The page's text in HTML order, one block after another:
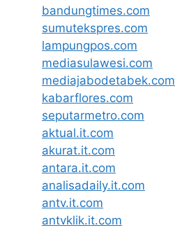
bandungtimes.com
sumutekspres.com
lampungpos.com
mediasulawesi.com
mediajabodetabek.com
kabarflores.com
seputarmetro.com
aktual.it.com
akurat.it.com
antara.it.com
analisadaily.it.com
antv.it.com
antvklik.it.com